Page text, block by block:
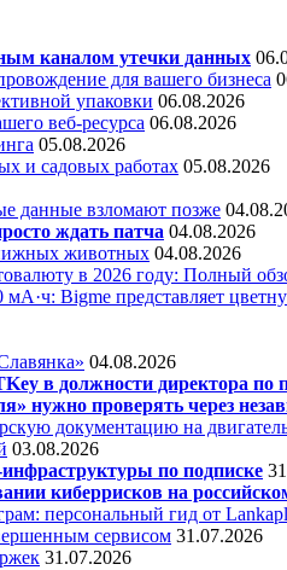
каналом утечки данных
для вашего бизнеса
упаковки 06.08.2026
веб-ресурса 06.08.2026
05.08.2026
и садовых работах 05.08.2026
данные взломают позже
ждать патча 04.08.2026
животных 04.08.2026
в 2026 году: Полный
Bigme представляет
04.08.2026
в должности директора по
нужно проверять через
документацию на
03.08.2026
по подписке
киберрисков на
персональный гид от
сервисом 31.07.2026
31.07.2026